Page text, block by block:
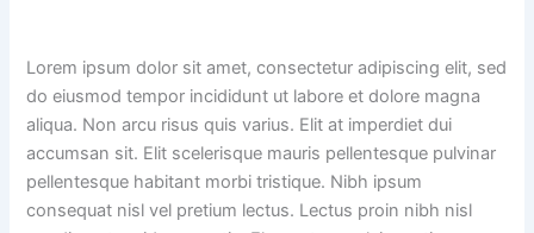
Lorem ipsum dolor sit amet, consectetur adipiscing elit, sed
do eiusmod tempor incididunt ut labore et dolore magna
aliqua. Non arcu risus quis varius. Elit at imperdiet dui
accumsan sit. Elit scelerisque mauris pellentesque pulvinar
pellentesque habitant morbi tristique. Nibh ipsum
consequat nisl vel pretium lectus. Lectus proin nibh nisl